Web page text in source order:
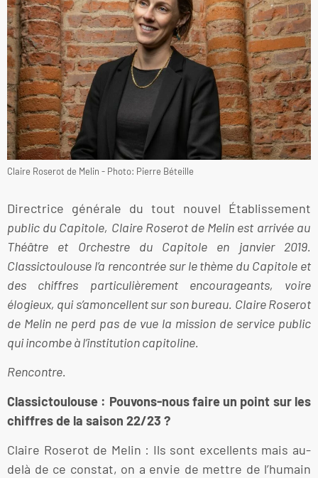
Claire Roserot de Melin - Photo: Pierre Béteille
Directrice générale du tout nouvel Établissement
public du Capitole, Claire Roserot de Melin est arrivée au
Théâtre et Orchestre du Capitole en janvier 2019.
Classictoulouse l’a rencontrée sur le thème du Capitole et
des chiffres particulièrement encourageants, voire
élogieux, qui s’amoncellent sur son bureau. Claire Roserot
de Melin ne perd pas de vue la mission de service public
qui incombe à l’institution capitoline.
Rencontre.
Classictoulouse : Pouvons-nous faire un point sur les
chiffres de la saison 22/23 ?
Claire Roserot de Melin : Ils sont excellents mais au-
delà de ce constat, on a envie de mettre de l’humain